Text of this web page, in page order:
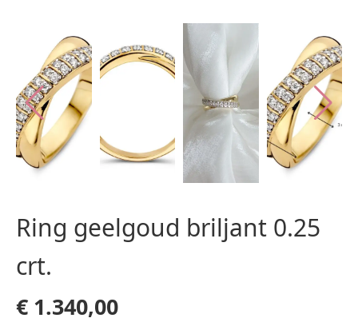
Ring geelgoud briljant 0.25
crt.
€ 1.340,00